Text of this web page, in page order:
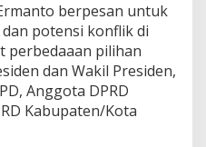
berpesan untuk
potensi konflik di
perbedaaan pilihan
dan Wakil Presiden,
Anggota DPRD
Kabupaten/Kota